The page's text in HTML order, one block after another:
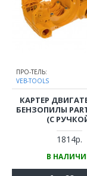
ПРО-ТЕЛЬ:
VEB-TOOLS
КАРТЕР
БЕНЗОПИЛЫ
(С
1814р.
В